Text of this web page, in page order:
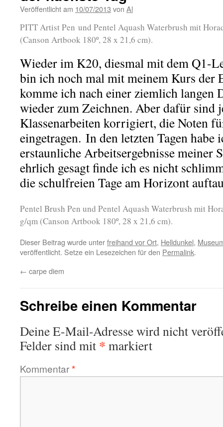
Veröffentlicht am 10/07/2013 von Al
PITT Artist Pen und Pentel Aquash Waterbrush mit
(Canson Artbook 180º, 28 x 21,6 cm).
Wieder im K20, diesmal mit dem Q1-
bin ich noch mal mit meinem Kurs der
komme ich nach einer ziemlich langen
wieder zum Zeichnen. Aber dafür sind
Klassenarbeiten korrigiert, die Noten
eingetragen. In den letzten Tagen habe
erstaunliche Arbeitsergebnisse meiner
ehrlich gesagt finde ich es nicht
die schulfreien Tage am Horizont
Pentel Brush Pen und Pentel Aquash Waterbrush mit
g/qm (Canson Artbook 180º, 28 x 21,6 cm).
Dieser Beitrag wurde unterfreihand vor Ort, Helldunkel,
veröffentlicht. Setze ein Lesezeichen für den Permalink.
← carpe diem
Schreibe einen Kommentar
Deine E-Mail-Adresse wird nicht
Felder sind mit * markiert
Kommentar*